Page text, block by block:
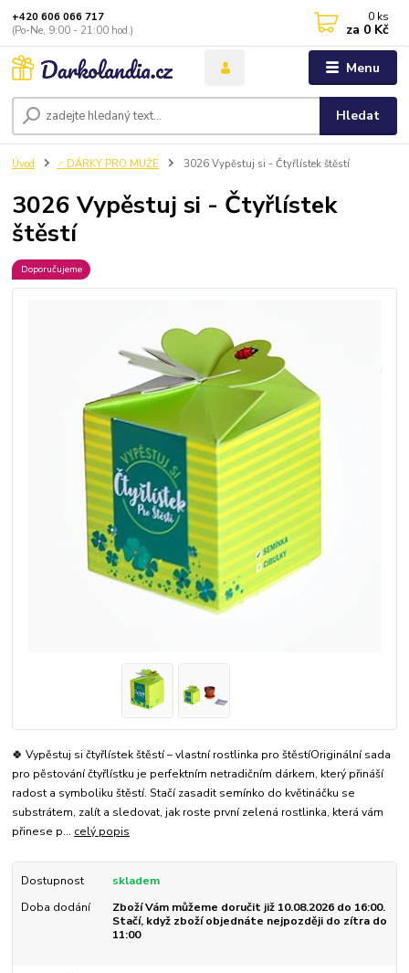
Menu
Hledat
+420 606 066 717
(Po-Ne, 9:00 - 21:00 hod.)
0 ks
za 0 Kč
Úvod ♂️ DÁRKY PRO MUŽE 3026 Vypěstuj si - Čtyřlístek štěstí
3026 Vypěstuj si - Čtyřlístek
štěstí
Doporučujeme
🍀 Vypěstuj si čtyřlístek štěstí – vlastní rostlinka pro štěstíOriginální sada
pro pěstování čtyřlístku je perfektním netradičním dárkem, který přináší
radost a symboliku štěstí. Stačí zasadit semínko do květináčku se
substrátem, zalít a sledovat, jak roste první zelená rostlinka, která vám
přinese p... celý popis
Dostupnost
skladem
Doba dodání
Zboží Vám můžeme doručit již 10.08.2026 do 16:00.
Stačí, když zboží objednáte nejpozději do zítra do
11:00